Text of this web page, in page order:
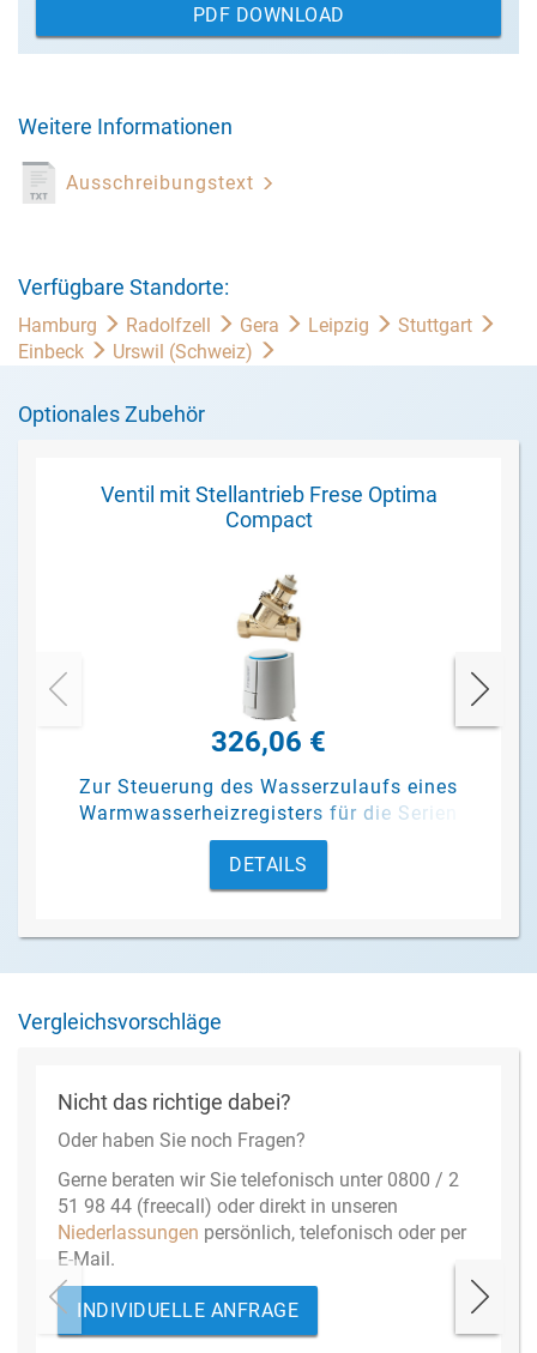
PDF DOWNLOAD
Weitere Informationen
Ausschreibungstext
Verfügbare Standorte:
Hamburg Radolfzell Gera Leipzig
Stuttgart
Einbeck
Urswil (Schweiz)
Optionales Zubehör
Ventil mit Stellantrieb Frese Optima
Compact
326,06 €
Zur Steuerung des Wasserzulaufs eines
Warmwasserheizregisters für die Serien
Dantherm CDF und CDP.
DETAILS
Vergleichsvorschläge
Nicht das richtige dabei?
Oder haben Sie noch Fragen?
Gerne beraten wir Sie telefonisch unter 0800 / 2
51 98 44 (freecall) oder direkt in unseren
Niederlassungen persönlich, telefonisch oder per
E-Mail.
INDIVIDUELLE ANFRAGE